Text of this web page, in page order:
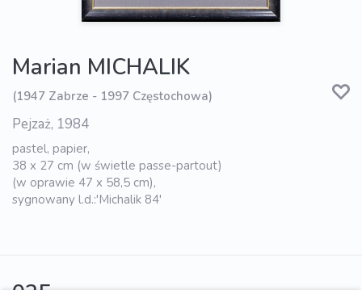
Marian MICHALIK
(1947 Zabrze - 1997 Częstochowa)
Pejzaż, 1984
pastel, papier,
38 x 27 cm (w świetle passe-partout)
(w oprawie 47 x 58,5 cm),
sygnowany l.d.:'Michalik 84'